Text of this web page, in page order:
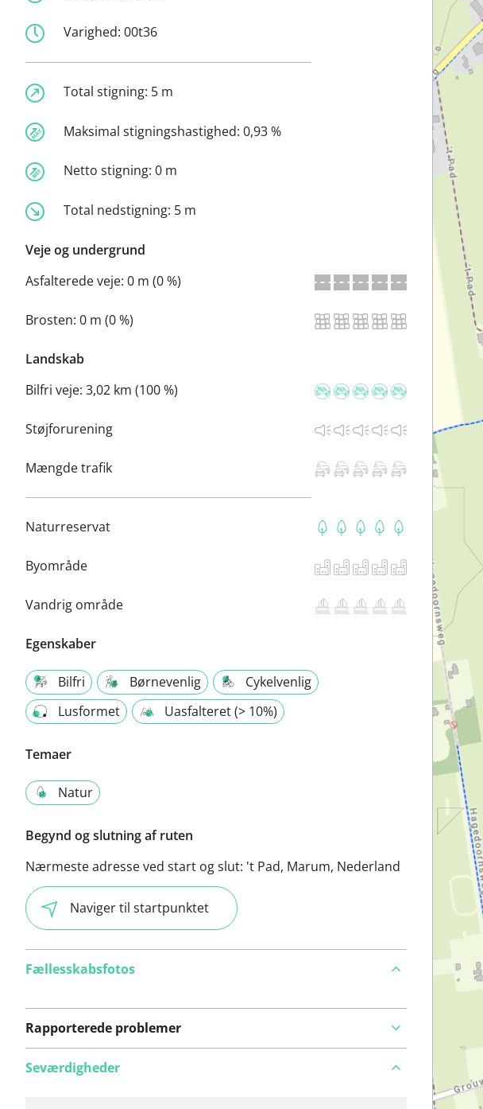
Varighed: 00t36
Total stigning: 5 m
Maksimal stigningshastighed: 0,93 %
Netto stigning: 0 m
Total nedstigning: 5 m
Veje og undergrund
Asfalterede veje: 0 m (0 %)
Brosten: 0 m (0 %)
Landskab
Bilfri veje: 3,02 km (100 %)
Støjforurening
Mængde trafik
Naturreservat
Byområde
Vandrig område
Egenskaber
Bilfri Børnevenlig
Cykelvenlig
Lusformet
Uasfalteret (> 10%)
Temaer
Natur
Begynd og slutning af ruten
Nærmeste adresse ved start og slut: 't Pad, Marum, Nederland
Naviger til startpunktet
Fællesskabsfotos
Rapporterede problemer
Seværdigheder